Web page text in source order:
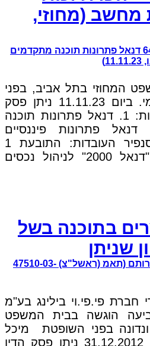
מחשב (מחוזי,
ת"א (תל אביב) 64303-01-15 דנאל פתרונות תוכנה מתקדמים
המחוזי בתל אביב, בפני
השופטת תמר אברהמי. ביום 11.11.23 ניתן פסק
הדין. הצדדים: התובעות: 1. דנאל פתרונות תוכנה
בע"מ 2. דנאל פתרונות פיננסיים
בע"מ; הנתבע: גיל סנפיר העובדות: התובעת 1
פיתחה תוכנה בשם "דנאל 2000" לניהול נכסים
בתוכנה בשל
שניתן
פי.פי.וי בילינג בע"מ נ' ירון רותם (תאמ (ראשל"צ) 47510-03-
פי.פי.וי בילינג בע"מ
הוגשה בבית המשפט
בפני השופטת מיכל
עמית – אניסמן. ביום 31.12.2012 ניתן פסק הדין